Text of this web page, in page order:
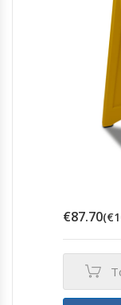
€87.70(€